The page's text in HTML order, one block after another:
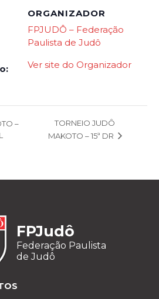
ORGANIZADOR
FPJUDÔ – Federação
Paulista de Judô
Ver site do Organizador
–
TORNEIO JUDÔ
MAKOTO – 15ª DR
FPJudô
Federação Paulista
de Judô